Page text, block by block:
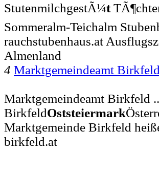
StutenmilchgestÃ¼t
Sommeralm-Teichalm
rauchstubenhaus.at
Almenland
4 Marktgemeindeamt
Marktgemeindeamt Birkfeld
BirkfeldOststeiermark
Marktgemeinde Birkfeld
birkfeld.at